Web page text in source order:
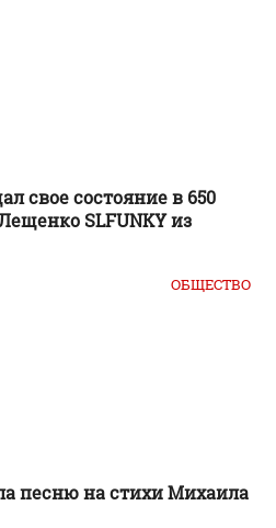
свое состояние в 650
SLFUNKY из
ОБЩЕСТВО
песню на стихи Михаила